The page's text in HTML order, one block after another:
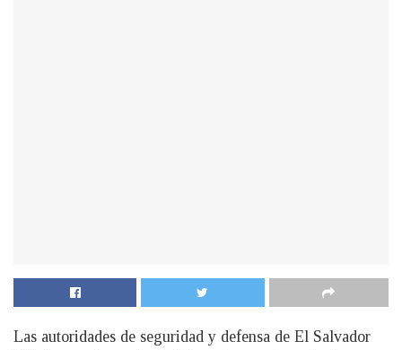
Las autoridades de seguridad y defensa de El Salvador